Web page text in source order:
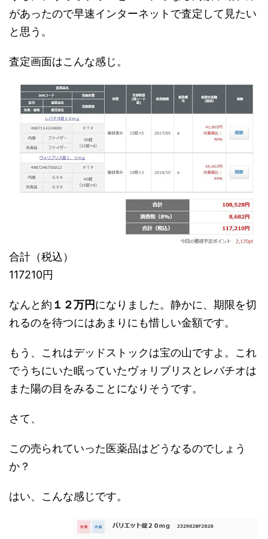
があったので早速インターネットで査定して見たい
と思う。
査定画面はこんな感じ。
合計（税込）
117210円
なんと約 １２万円になりました。静かに、期限を切
れるのを待つにはあまりにも惜しい金額です。
もう、これはデッドストックは宝の山ですよ。これ
でうちにいた眠っていたヴォリブリスとレバチオは
また陽の目をみることになりそうです。
さて、
この売られていった医薬品はどうなるのでしょう
か？
はい、こんな感じです。